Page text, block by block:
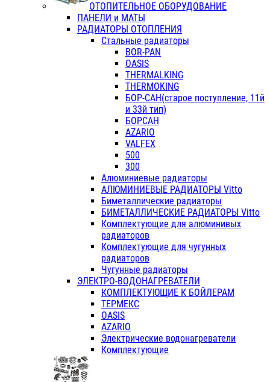
ОТОПИТЕЛЬНОЕ ОБОРУДОВАНИЕ
ПАНЕЛИ и МАТЫ
РАДИАТОРЫ ОТОПЛЕНИЯ
Стальные радиаторы
BOR-PAN
OASIS
THERMALKING
THERMOKING
БОР-САН(старое поступление, 11й
и 33й тип)
БОРСАН
AZARIO
VALFEX
500
300
Алюминиевые радиаторы
АЛЮМИНИЕВЫЕ РАДИАТОРЫ Vitto
Биметаллические радиаторы
БИМЕТАЛЛИЧЕСКИЕ РАДИАТОРЫ Vitto
Комплектующие для алюминивых
радиаторов
Комплектующие для чугунных
радиаторов
Чугунные радиаторы
ЭЛЕКТРО-ВОДОНАГРЕВАТЕЛИ
КОМПЛЕКТУЮЩИЕ К БОЙЛЕРАМ
ТЕРМЕКС
OASIS
AZARIO
Электрические водонагреватели
Комплектующие